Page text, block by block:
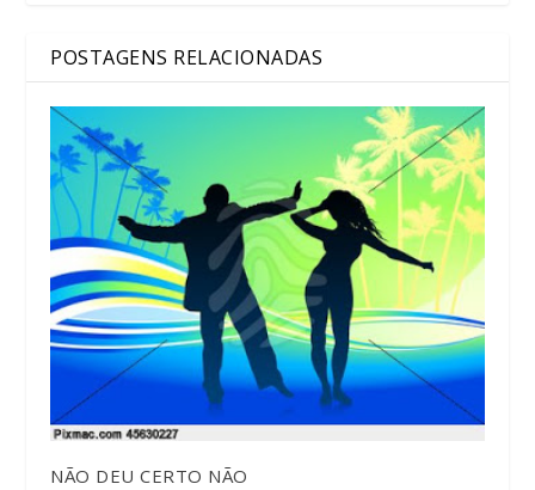
POSTAGENS RELACIONADAS
NÃO DEU CERTO NÃO